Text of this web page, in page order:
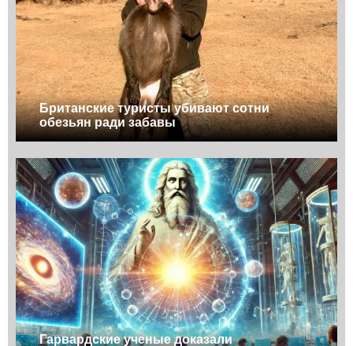
Британские туристы убивают сотни
обезьян ради забавы
Гарвардские ученые доказали